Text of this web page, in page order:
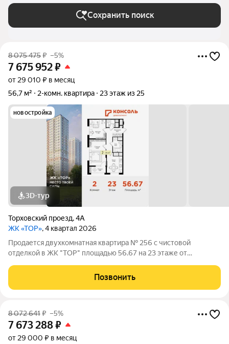
Сохранить поиск
8 075 475₽ –5%
7 675 952₽
от 29 010 ₽ в месяц
56,7 м²
2-комн. квартира 23 этаж из 25
новостройка
3D-тур
Торховский проезд,4А
ЖК «ТОР», 4 квартал 2026
Продается двухкомнатная квартира № 256 с чистовой
отделкой в ЖК "ТОР" площадью 56.67 на 23 этаже от
присвоен повышенный уровень комфортности комфорт плюс.
Он подразумевает светлые просторные
Позвонить
8 072 641₽ –5%
7 673 288₽
от 29 000 ₽ в месяц